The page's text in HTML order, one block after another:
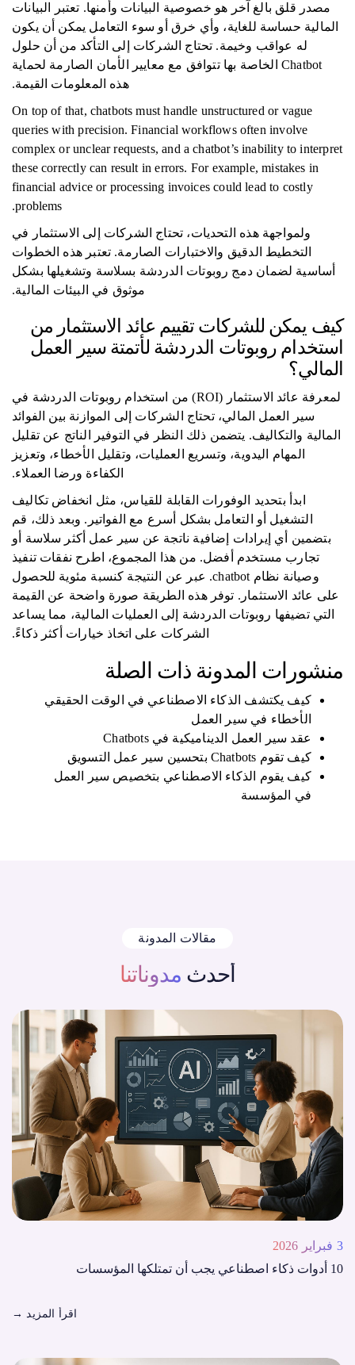
مصدر قلق بالغ آخر هو خصوصية البيانات وأمنها. تعتبر البيانات
المالية حساسة للغاية، وأي خرق أو سوء التعامل يمكن أن يكون
له عواقب وخيمة. تحتاج الشركات إلى التأكد من أن حلول
Chatbot الخاصة بها تتوافق مع معايير الأمان الصارمة لحماية
هذه المعلومات القيمة.
On top of that, chatbots must handle unstructured or vague
queries with precision. Financial workflows often involve
complex or unclear requests, and a chatbot’s inability to interpret
these correctly can result in errors. For example, mistakes in
financial advice or processing invoices could lead to costly
problems.
ولمواجهة هذه التحديات، تحتاج الشركات إلى الاستثمار في
التخطيط الدقيق والاختبارات الصارمة. تعتبر هذه الخطوات
أساسية لضمان دمج روبوتات الدردشة بسلاسة وتشغيلها بشكل
موثوق في البيئات المالية.
كيف يمكن للشركات تقييم عائد الاستثمار من
استخدام روبوتات الدردشة لأتمتة سير العمل
المالي؟
لمعرفة عائد الاستثمار (ROI) من استخدام روبوتات الدردشة في
سير العمل المالي، تحتاج الشركات إلى الموازنة بين الفوائد
المالية والتكاليف. يتضمن ذلك النظر في التوفير الناتج عن تقليل
المهام اليدوية، وتسريع العمليات، وتقليل الأخطاء، وتعزيز
الكفاءة ورضا العملاء.
ابدأ بتحديد الوفورات القابلة للقياس، مثل انخفاض تكاليف
التشغيل أو التعامل بشكل أسرع مع الفواتير. وبعد ذلك، قم
بتضمين أي إيرادات إضافية ناتجة عن سير عمل أكثر سلاسة أو
تجارب مستخدم أفضل. من هذا المجموع، اطرح نفقات تنفيذ
وصيانة نظام chatbot. عبر عن النتيجة كنسبة مئوية للحصول
على عائد الاستثمار. توفر هذه الطريقة صورة واضحة عن القيمة
التي تضيفها روبوتات الدردشة إلى العمليات المالية، مما يساعد
الشركات على اتخاذ خيارات أكثر ذكاءً.
منشورات المدونة ذات الصلة
كيف يكتشف الذكاء الاصطناعي في الوقت الحقيقي
الأخطاء في سير العمل
عقد سير العمل الديناميكية في Chatbots
كيف تقوم Chatbots بتحسين سير عمل التسويق
كيف يقوم الذكاء الاصطناعي بتخصيص سير العمل
في المؤسسة
مقالات المدونة
أحدث مدوناتنا
3 فبراير 2026
10 أدوات ذكاء اصطناعي يجب أن تمتلكها المؤسسات
اقرأ المزيد →